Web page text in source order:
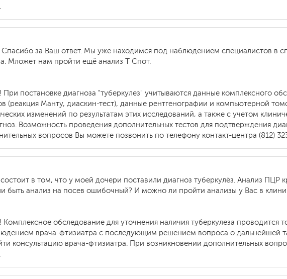
Спасибо за Ваш ответ. Мы уже находимся под наблюдением специалистов в
Мложет нам пройти ещё анализ Т Спот.
При постановке диагноза "туберкулез" учитываются данные комплексного
(реакция Манту, диаскин-тест), данные рентгенографии и компьютерной
изменений по результатам этих исследований, а также с учетом
Возможность проведения дополнительных тестов для подтверждения
вопросов Вы можете позвонить по телефону контакт-центра (812)
в том, что у моей дочери поставили диагноз туберкулёз. Анализ
быть анализ на посев ошибочный? И можно ли пройти анализы у Вас в
Комплексное обследование для уточнения наличия туберкулеза проводится
врача-фтизиатра с последующим решением вопроса о дальнейшей
консультацию врача-фтизиатра. При возникновении дополнительных